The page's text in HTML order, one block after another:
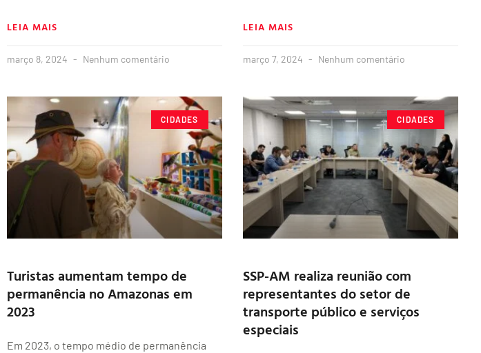
LEIA MAIS
março 8, 2024 Nenhum comentário
LEIA MAIS
março 7, 2024 Nenhum comentário
CIDADES
Turistas aumentam tempo de
permanência no Amazonas em
2023
Em 2023, o tempo médio de permanência
CIDADES
SSP-AM realiza reunião com
representantes do setor de
transporte público e serviços
especiais